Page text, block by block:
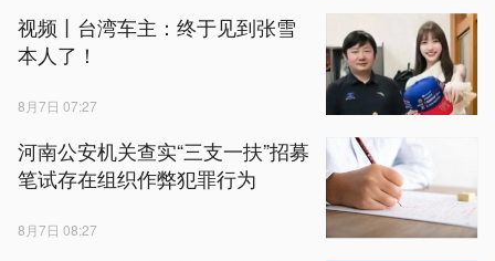
视频丨台湾车主：终于见到张雪
本人了！
8月7日 07:27
河南公安机关查实“三支一扶”招募
笔试存在组织作弊犯罪行为
8月7日 08:27